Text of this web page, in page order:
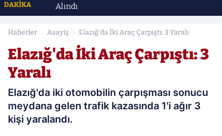
DAKİKA
Alındı
Haberler Asayiş Elazığ'da İki Araç Çarpıştı: 3 Yaralı
Elazığ'da İki Araç Çarpıştı: 3
Yaralı
Elazığ'da iki otomobilin çarpışması sonucu
meydana gelen trafik kazasında 1'i ağır 3
kişi yaralandı.